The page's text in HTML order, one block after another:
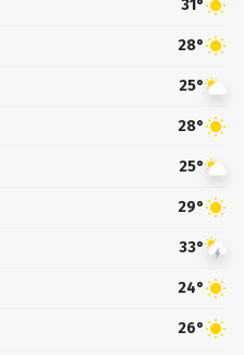
31°
28°
25°
28°
25°
29°
33°
24°
26°